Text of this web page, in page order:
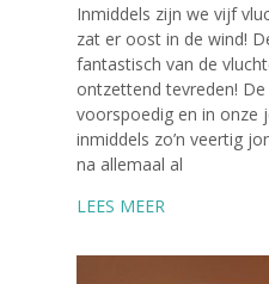
Inmiddels zijn we vijf
zat er oost in de wind!
fantastisch van de
ontzettend tevreden!
voorspoedig en in onze
inmiddels zo’n veertig
na allemaal al
LEES MEER